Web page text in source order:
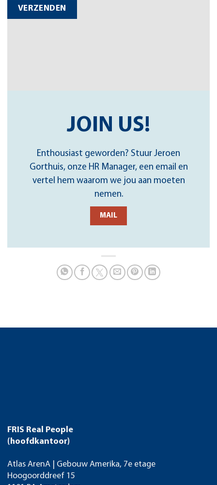
JOIN US!
Enthousiast geworden? Stuur Jeroen
Gorthuis, onze HR Manager, een email en
vertel hem waarom we jou aan moeten
nemen.
MAIL
FRIS Real People
(hoofdkantoor)
Atlas ArenA | Gebouw Amerika, 7e etage
Hoogoorddreef 15